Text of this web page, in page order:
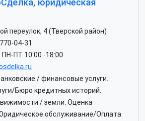
юридическая
переулок, 4 (Тверской район)
04-31
ПН-ПТ 10:00 -18:00
/ финансовые услуги.
Бюро кредитных историй.
/ земли. Оценка
обслуживание/Оплата